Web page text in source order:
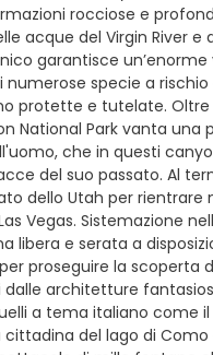
rocciose e
acque del Virgin River e
garantisce
numerose specie a rischio
protette e tutelate. Oltre
National Park vanta una
che in questi
del suo passato. Al
dello Utah per rientrare
Vegas. Sistemazione
libera e serata a
proseguire la scoperta
architetture
a tema italiano come il
del lago di